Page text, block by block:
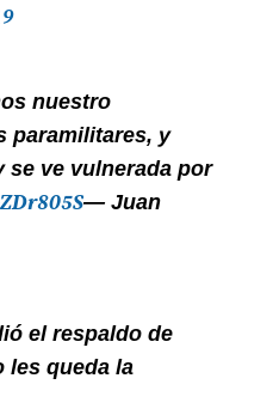
nuestro
paramilitares, y
se ve vulnerada por
— Juan
el respaldo de
les queda la